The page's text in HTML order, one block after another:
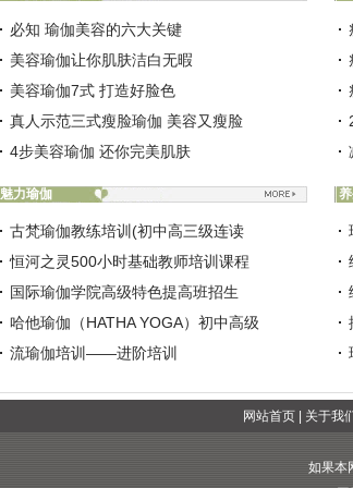
必知 瑜伽美容的六大关键
美容瑜伽让你肌肤洁白无暇
美容瑜伽7式 打造好脸色
真人示范三式瘦脸瑜伽 美容又瘦脸
4步美容瑜伽 还你完美肌肤
魅力瑜伽
古梵瑜伽教练培训(初中高三级连读
恒河之灵500小时基础教师培训课程
国际瑜伽学院高级特色提高班招生
哈他瑜伽（HATHA YOGA）初中高级
流瑜伽培训——进阶培训
网站首页| 关于我
如果本